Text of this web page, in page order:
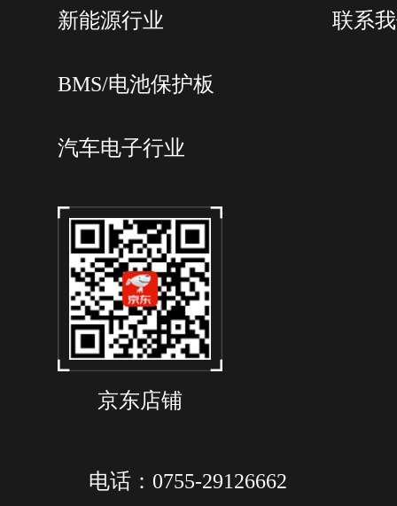
新能源行业
BMS/电池保护板
汽车电子行业
联系
京东店铺
电话：0755-29126662